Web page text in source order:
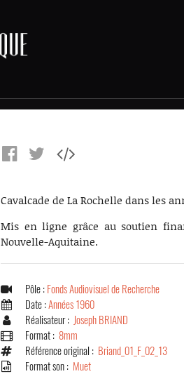
Cavalcade de La Rochelle dans les
Mis en ligne grâce au soutien
Nouvelle-Aquitaine.
Pôle : Fonds Audiovisuel de Recherche
Date :Années 1960
Réalisateur : Joseph BRIAND
Format : 8mm
Référence original : Briand_01_F_02_13
Format son : Muet